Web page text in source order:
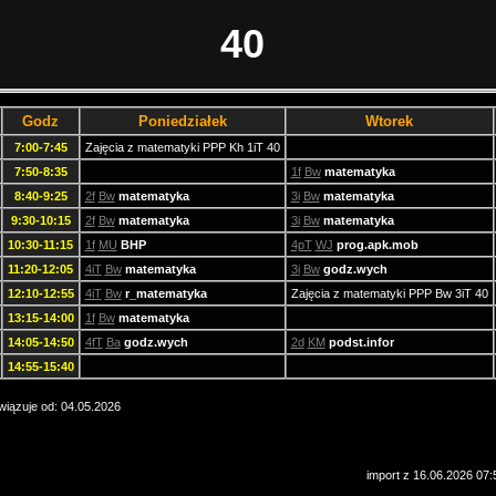
40
Godz Poniedziałek Wtorek
7:00-7:45
Zajęcia z matematyki PPP Kh 1iT 40
7:50-8:35
1f Bw matematyka
8:40-9:25
2f Bw matematyka 3i Bw matematyka
9:30-10:15
2f Bw matematyka 3i Bw matematyka
10:30-11:15
1f MU BHP 4pT WJ prog.apk.mob
11:20-12:05
4iT Bw matematyka 3i Bw godz.wych
12:10-12:55
4iT Bw r_matematyka
Zajęcia z matematyki PPP Bw 3iT 40
13:15-14:00
1f Bw matematyka
14:05-14:50
4fT Ba godz.wych 2d KM podst.infor
14:55-15:40
od: 04.05.2026
import z 16.06.2026